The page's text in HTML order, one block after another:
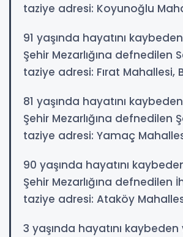
taziye adresi: Koyunoğlu
91 yaşında hayatını
Şehir Mezarlığına defnedilen
taziye adresi: Fırat Mahallesi,
81 yaşında hayatını
Şehir Mezarlığına defnedilen
taziye adresi: Yamaç
90 yaşında hayatını
Şehir Mezarlığına defnedilen
taziye adresi: Ataköy
3 yaşında hayatını